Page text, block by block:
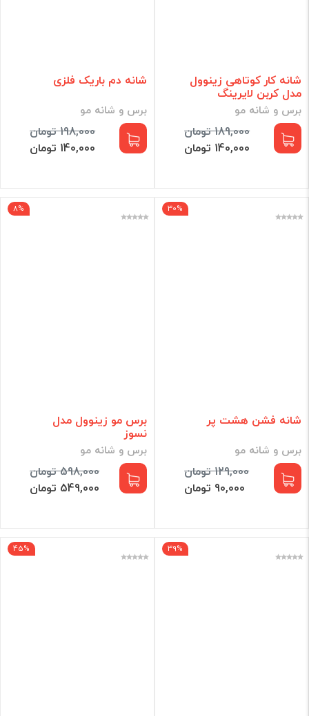
شانه کار کوتاهی زینوول
مدل کربن لایرینگ
برس و شانه مو
189,000 تومان
140,000 تومان
شانه دم باریک فلزی
برس و شانه مو
198,000 تومان
140,000 تومان
30%
شانه فشن هشت پر
برس و شانه مو
129,000 تومان
90,000 تومان
8%
برس مو زینوول مدل
نسوز
برس و شانه مو
598,000 تومان
549,000 تومان
39%
45%